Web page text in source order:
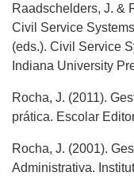
Raadschelders, J. &
Civil Service
(eds.). Civil Service
Indiana University
Rocha, J. (2011).
prática. Escolar
Rocha, J. (2001).
Administrativa.